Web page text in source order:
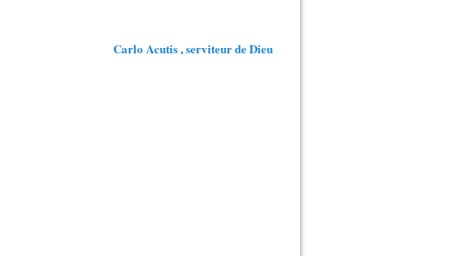
Carlo Acutis , serviteur de Dieu